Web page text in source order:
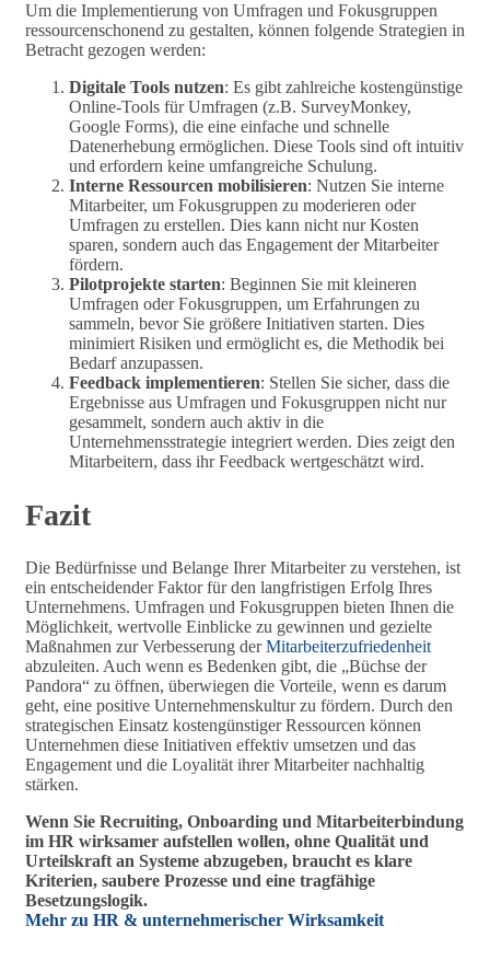
Um die Implementierung von Umfragen und Fokusgruppen
ressourcenschonend zu gestalten, können folgende Strategien in
Betracht gezogen werden:
Digitale Tools nutzen: Es gibt zahlreiche kostengünstige
Online-Tools für Umfragen (z.B. SurveyMonkey,
Google Forms), die eine einfache und schnelle
Datenerhebung ermöglichen. Diese Tools sind oft intuitiv
und erfordern keine umfangreiche Schulung.
Interne Ressourcen mobilisieren: Nutzen Sie interne
Mitarbeiter, um Fokusgruppen zu moderieren oder
Umfragen zu erstellen. Dies kann nicht nur Kosten
sparen, sondern auch das Engagement der Mitarbeiter
fördern.
Pilotprojekte starten: Beginnen Sie mit kleineren
Umfragen oder Fokusgruppen, um Erfahrungen zu
sammeln, bevor Sie größere Initiativen starten. Dies
minimiert Risiken und ermöglicht es, die Methodik bei
Bedarf anzupassen.
Feedback implementieren: Stellen Sie sicher, dass die
Ergebnisse aus Umfragen und Fokusgruppen nicht nur
gesammelt, sondern auch aktiv in die
Unternehmensstrategie integriert werden. Dies zeigt den
Mitarbeitern, dass ihr Feedback wertgeschätzt wird.
Fazit
Die Bedürfnisse und Belange Ihrer Mitarbeiter zu verstehen, ist
ein entscheidender Faktor für den langfristigen Erfolg Ihres
Unternehmens. Umfragen und Fokusgruppen bieten Ihnen die
Möglichkeit, wertvolle Einblicke zu gewinnen und gezielte
Maßnahmen zur Verbesserung derMitarbeiterzufriedenheit
abzuleiten. Auch wenn es Bedenken gibt, die „Büchse der
Pandora“ zu öffnen, überwiegen die Vorteile, wenn es darum
geht, eine positive Unternehmenskultur zu fördern. Durch den
strategischen Einsatz kostengünstiger Ressourcen können
Unternehmen diese Initiativen effektiv umsetzen und das
Engagement und die Loyalität ihrer Mitarbeiter nachhaltig
stärken.
Wenn Sie Recruiting, Onboarding und Mitarbeiterbindung
im HR wirksamer aufstellen wollen, ohne Qualität und
Urteilskraft an Systeme abzugeben, braucht es klare
Kriterien, saubere Prozesse und eine tragfähige
Besetzungslogik.
Mehr zu HR & unternehmerischer Wirksamkeit